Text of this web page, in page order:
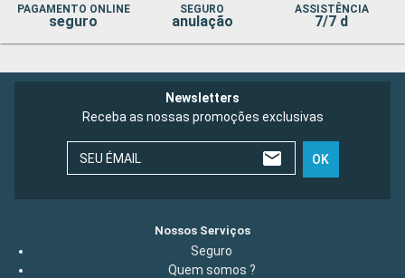
PAGAMENTO ONLINE
seguro
SEGURO
anulação
ASSISTÊNCIA
7/7 d
Newsletters
Receba as nossas promoções exclusivas
SEU ÉMAIL OK
Nossos Serviços
Seguro
Quem somos ?